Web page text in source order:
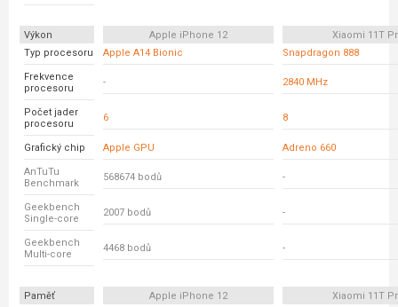
Výkon Apple iPhone 12
Xiaomi 11T
Typ procesoru
Apple A14 Bionic Snapdragon 888
Frekvence
procesoru
- 2840 MHz
Počet jader
procesoru
6 8
Grafický chip Apple GPU Adreno 660
AnTuTu
Benchmark
568674 bodů -
Geekbench
Single-core
2007 bodů -
Geekbench
Multi-core
4468 bodů -
Paměť Apple iPhone 12
Xiaomi 11T